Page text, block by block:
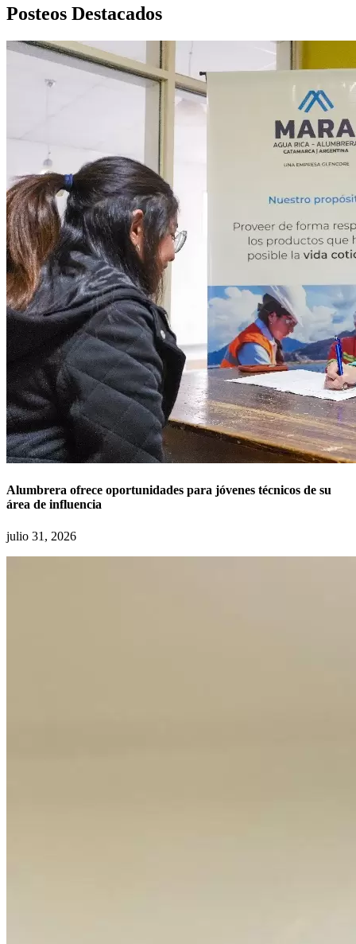
Posteos Destacados
Alumbrera ofrece oportunidades para jóvenes técnicos de su
área de influencia
julio 31, 2026